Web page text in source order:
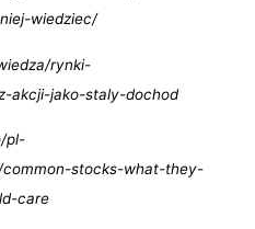
wiedziec/
rynki-
akcji-jako-staly-dochod
pl-
stocks-what-they-
care